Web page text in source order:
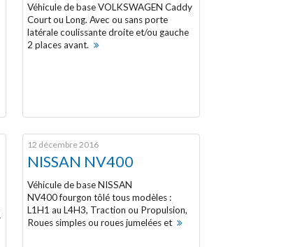
Véhicule de base VOLKSWAGEN Caddy
Court ou Long. Avec ou sans porte
latérale coulissante droite et/ou gauche
2 places avant.
12 décembre 2016
NISSAN NV400
Véhicule de base NISSAN
NV400 fourgon tôlé tous modèles :
L1H1 au L4H3, Traction ou Propulsion,
Roues simples ou roues jumelées et